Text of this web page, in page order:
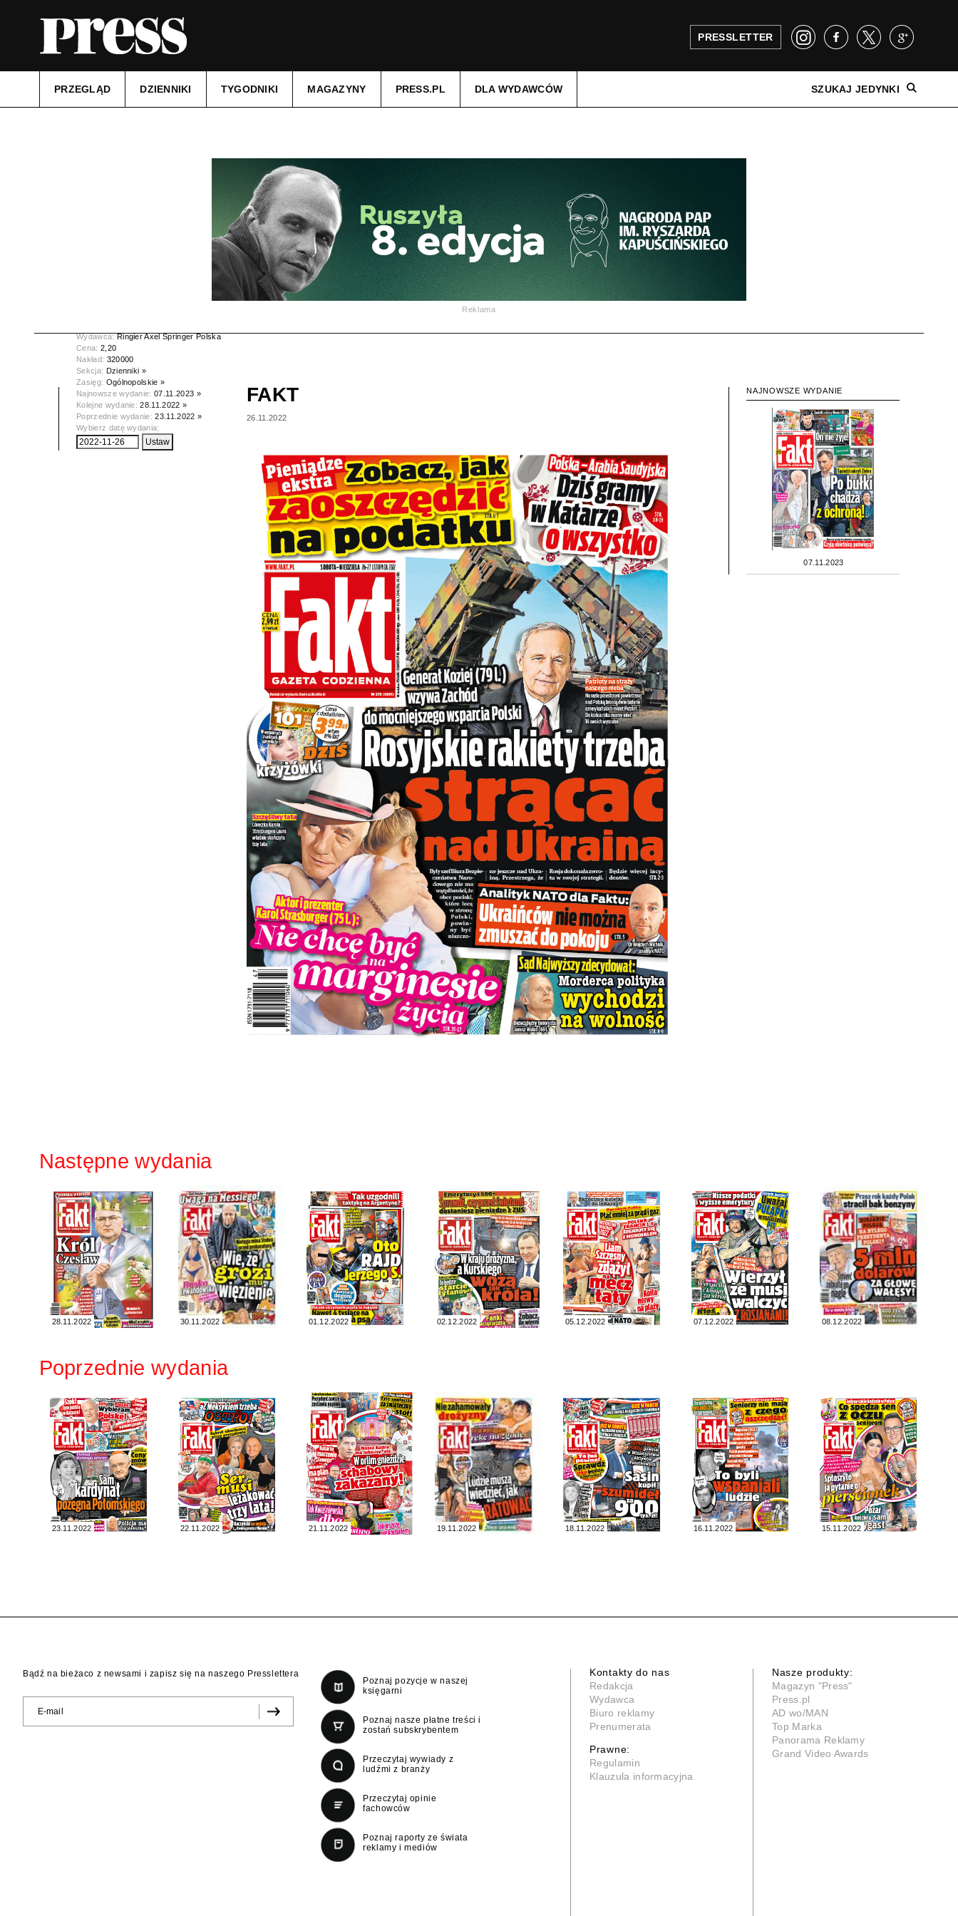
PRESSLETTER
PRZEGLĄD DZIENNIKI TYGODNIKI MAGAZYNY PRESS.PL DLA WYDAWCÓW SZUKAJ JEDYNKI
Reklama
Wydawca:Ringier Axel Springer Polska
Cena: 2,20
Nakład: 320000
Sekcja: Dzienniki »
Zasięg: Ogólnopolskie »
Najnowsze wydanie:07.11.2023 »
Kolejne wydanie:28.11.2022 »
Poprzednie wydanie:23.11.2022 »
Wybierz datę wydania:
FAKT
26.11.2022
NAJNOWSZE WYDANIE
07.11.2023
Następne wydania
28.11.2022 30.11.2022 01.12.2022 02.12.2022 05.12.2022 07.12.2022 08.12.2022
Poprzednie wydania
23.11.2022 22.11.2022 21.11.2022 19.11.2022 18.11.2022 16.11.2022 15.11.2022
Bądź na bieżaco z newsami i zapisz się na naszego Presslettera
Poznaj pozycje w naszej
księgarni
Poznaj nasze płatne treści i
zostań subskrybentem
Przeczytaj wywiady z
ludźmi z branży
Przeczytaj opinie
fachowców
Poznaj raporty ze świata
reklamy i mediów
Kontakty do nas
Redakcja
Wydawca
Biuro reklamy
Prenumerata
Prawne:
Regulamin
Klauzula informacyjna
Nasze produkty:
Magazyn "Press"
Press.pl
AD wo/MAN
Top Marka
Panorama Reklamy
Grand Video Awards